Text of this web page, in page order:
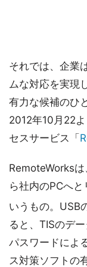
それでは、企業
ムな対応を実現
有力な候補のひ
2012年10月22
セスサービス「
RemoteWorks
ら社内のPCへ
いうもの。USB
ると、TISのデ
パスワードによ
ス対策ソフトの